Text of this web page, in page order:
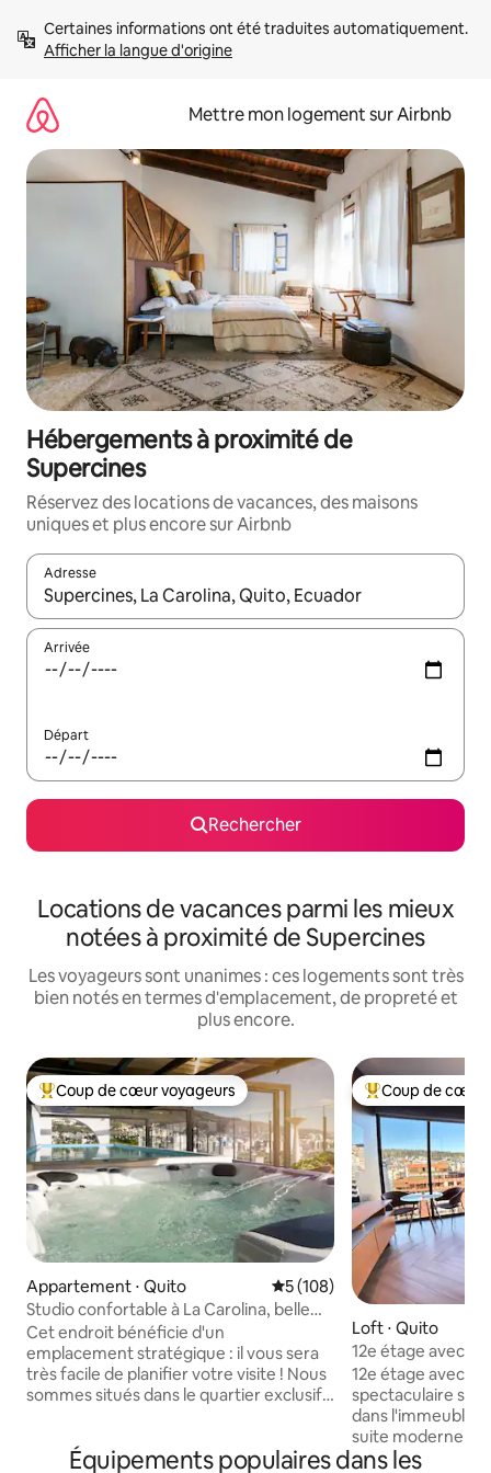
directement
Afficher la langue d'origine
Mettre mon logement sur Airbnb
Hébergements à proximité de
Supercines
Réservez des locations de vacances, des maisons
uniques et plus encore sur Airbnb
Adresse
Lorsque les résultats s'affichent, utilisez les flèches vers le
Arrivée
Départ
Rechercher
Locations de vacances parmi les mieux
notées à proximité de Supercines
Les voyageurs sont unanimes : ces logements sont très
bien notés en termes d'emplacement, de propreté et
plus encore.
Coups de cœur voyageurs les plus appréciés
Coup de cœur voyageurs
Appartement ⋅ Quito Évaluation moyenne sur la
5 (108)
Studio confortable à La Carolina, belle
vue !
Cet endroit bénéficie d'un
emplacement stratégique : il vous sera
très facile de planifier votre visite ! Nous
sommes situés dans le quartier exclusif
restaurants et cafés, cet espace
Coups de cœur
Coup de cœur
Loft ⋅ Quito
12e étage avec
la Carolina
12e étage avec
spectaculaire sur
dans l'immeuble
suite moderne et
pour les longs
Équipements populaires dans les